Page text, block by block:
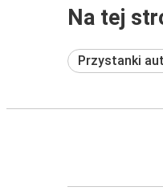
Na tej
Przystanki